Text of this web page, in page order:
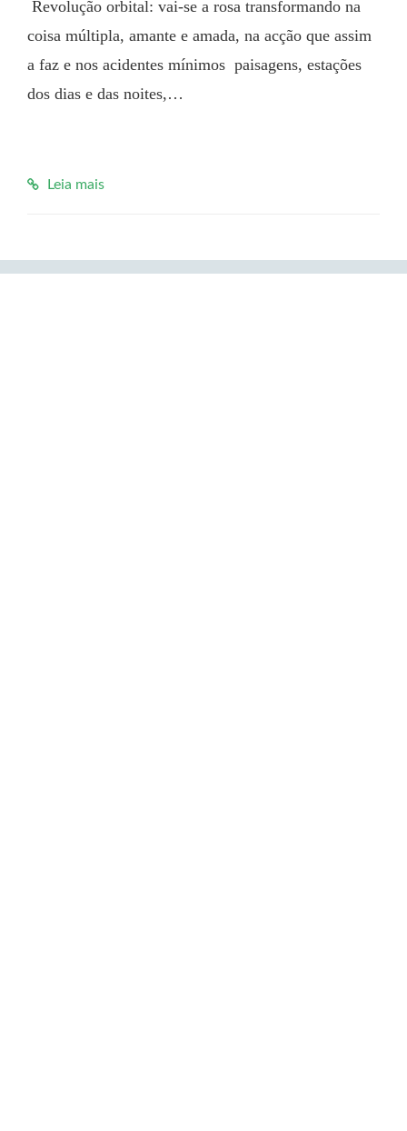
coisa múltipla, amante e amada, na acção que assim
a faz e nos acidentes mínimos  paisagens, estações
dos dias e das noites,…
Leia mais